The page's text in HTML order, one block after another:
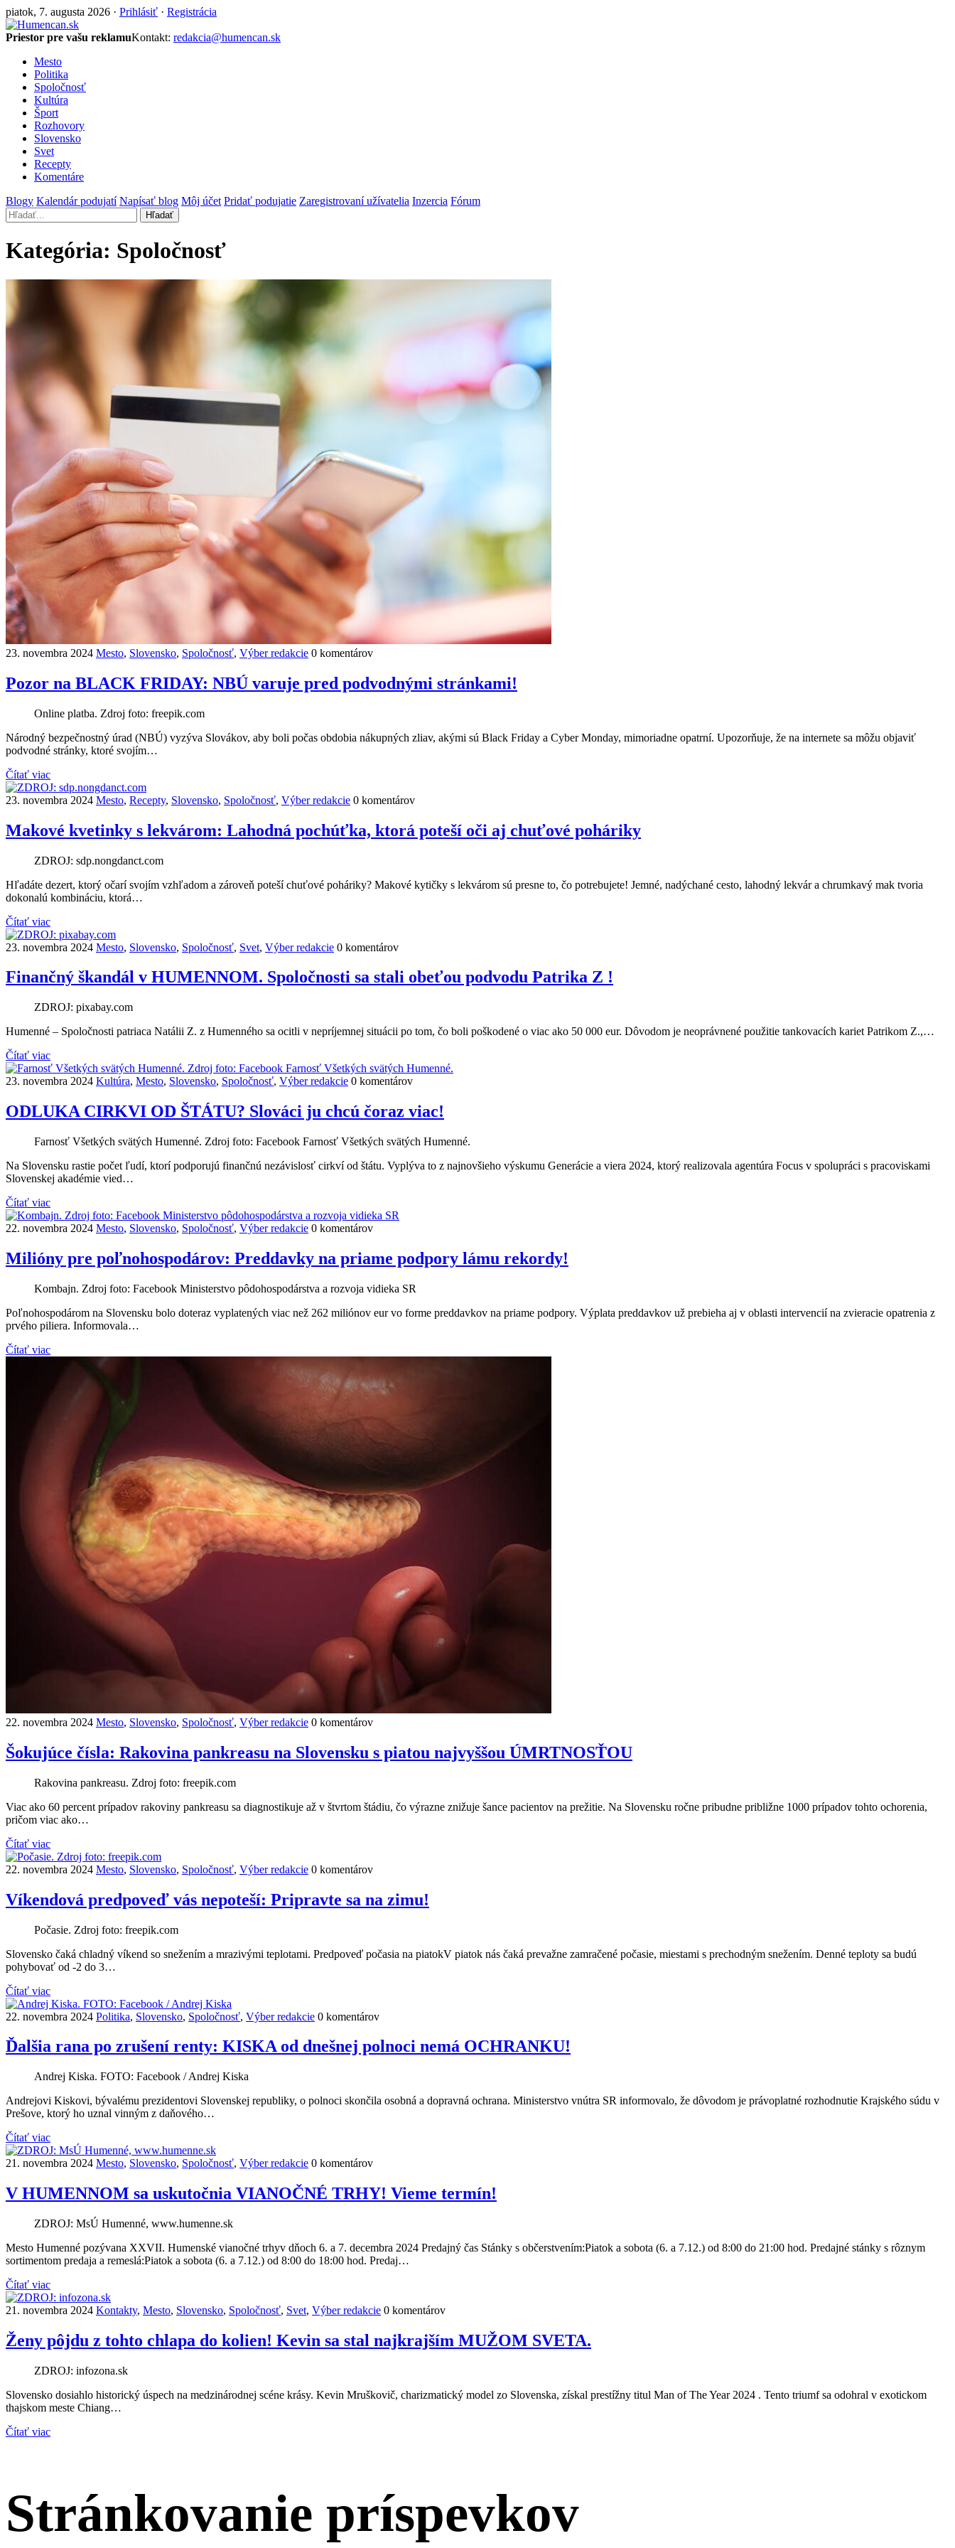
piatok, 7. augusta 2026 · Prihlásiť · Registrácia
Priestor pre vašu reklamuKontakt: redakcia@humencan.sk
Mesto
Politika
Spoločnosť
Kultúra
Šport
Rozhovory
Slovensko
Svet
Recepty
Komentáre
Blogy Kalendár podujatí Napísať blog Môj účet Pridať podujatie Zaregistrovaní užívatelia Inzercia Fórum
Hľadať
Kategória: Spoločnosť
23. novembra 2024 Mesto, Slovensko, Spoločnosť, Výber redakcie 0 komentárov
Pozor na BLACK FRIDAY: NBÚ varuje pred podvodnými stránkami!
Online platba. Zdroj foto: freepik.com
Národný bezpečnostný úrad (NBÚ) vyzýva Slovákov, aby boli počas obdobia nákupných zliav, akými sú Black Friday a Cyber Monday, mimoriadne opatrní. Upozorňuje, že na internete sa môžu objaviť
podvodné stránky, ktoré svojím…
Čítať viac
23. novembra 2024 Mesto, Recepty, Slovensko, Spoločnosť, Výber redakcie 0 komentárov
Makové kvetinky s lekvárom: Lahodná pochúťka, ktorá poteší oči aj chuťové poháriky
ZDROJ: sdp.nongdanct.com
Hľadáte dezert, ktorý očarí svojím vzhľadom a zároveň poteší chuťové poháriky? Makové kytičky s lekvárom sú presne to, čo potrebujete! Jemné, nadýchané cesto, lahodný lekvár a chrumkavý mak tvoria
dokonalú kombináciu, ktorá…
Čítať viac
23. novembra 2024 Mesto, Slovensko, Spoločnosť, Svet, Výber redakcie 0 komentárov
Finančný škandál v HUMENNOM. Spoločnosti sa stali obeťou podvodu Patrika Z !
ZDROJ: pixabay.com
Humenné – Spoločnosti patriaca Natálii Z. z Humenného sa ocitli v nepríjemnej situácii po tom, čo boli poškodené o viac ako 50 000 eur. Dôvodom je neoprávnené použitie tankovacích kariet Patrikom Z.,…
Čítať viac
23. novembra 2024 Kultúra, Mesto, Slovensko, Spoločnosť, Výber redakcie 0 komentárov
ODLUKA CIRKVI OD ŠTÁTU? Slováci ju chcú čoraz viac!
Farnosť Všetkých svätých Humenné. Zdroj foto: Facebook Farnosť Všetkých svätých Humenné.
Na Slovensku rastie počet ľudí, ktorí podporujú finančnú nezávislosť cirkví od štátu. Vyplýva to z najnovšieho výskumu Generácie a viera 2024, ktorý realizovala agentúra Focus v spolupráci s pracoviskami
Slovenskej akadémie vied…
Čítať viac
22. novembra 2024 Mesto, Slovensko, Spoločnosť, Výber redakcie 0 komentárov
Milióny pre poľnohospodárov: Preddavky na priame podpory lámu rekordy!
Kombajn. Zdroj foto: Facebook Ministerstvo pôdohospodárstva a rozvoja vidieka SR
Poľnohospodárom na Slovensku bolo doteraz vyplatených viac než 262 miliónov eur vo forme preddavkov na priame podpory. Výplata preddavkov už prebieha aj v oblasti intervencií na zvieracie opatrenia z
prvého piliera. Informovala…
Čítať viac
22. novembra 2024 Mesto, Slovensko, Spoločnosť, Výber redakcie 0 komentárov
Šokujúce čísla: Rakovina pankreasu na Slovensku s piatou najvyššou ÚMRTNOSŤOU
Rakovina pankreasu. Zdroj foto: freepik.com
Viac ako 60 percent prípadov rakoviny pankreasu sa diagnostikuje až v štvrtom štádiu, čo výrazne znižuje šance pacientov na prežitie. Na Slovensku ročne pribudne približne 1000 prípadov tohto ochorenia,
pričom viac ako…
Čítať viac
22. novembra 2024 Mesto, Slovensko, Spoločnosť, Výber redakcie 0 komentárov
Víkendová predpoveď vás nepoteší: Pripravte sa na zimu!
Počasie. Zdroj foto: freepik.com
Slovensko čaká chladný víkend so snežením a mrazivými teplotami. Predpoveď počasia na piatokV piatok nás čaká prevažne zamračené počasie, miestami s prechodným snežením. Denné teploty sa budú
pohybovať od -2 do 3…
Čítať viac
22. novembra 2024 Politika, Slovensko, Spoločnosť, Výber redakcie 0 komentárov
Ďalšia rana po zrušení renty: KISKA od dnešnej polnoci nemá OCHRANKU!
Andrej Kiska. FOTO: Facebook / Andrej Kiska
Andrejovi Kiskovi, bývalému prezidentovi Slovenskej republiky, o polnoci skončila osobná a dopravná ochrana. Ministerstvo vnútra SR informovalo, že dôvodom je právoplatné rozhodnutie Krajského súdu v
Prešove, ktorý ho uznal vinným z daňového…
Čítať viac
21. novembra 2024 Mesto, Slovensko, Spoločnosť, Výber redakcie 0 komentárov
V HUMENNOM sa uskutočnia VIANOČNÉ TRHY! Vieme termín!
ZDROJ: MsÚ Humenné, www.humenne.sk
Mesto Humenné pozývana XXVII. Humenské vianočné trhyv dňoch 6. a 7. decembra 2024 Predajný čas Stánky s občerstvením:Piatok a sobota (6. a 7.12.) od 8:00 do 21:00 hod. Predajné stánky s rôznym
sortimentom predaja a remeslá:Piatok a sobota (6. a 7.12.) od 8:00 do 18:00 hod. Predaj…
Čítať viac
21. novembra 2024 Kontakty, Mesto, Slovensko, Spoločnosť, Svet, Výber redakcie 0 komentárov
Ženy pôjdu z tohto chlapa do kolien! Kevin sa stal najkrajším MUŽOM SVETA.
ZDROJ: infozona.sk
Slovensko dosiahlo historický úspech na medzinárodnej scéne krásy. Kevin Mruškovič, charizmatický model zo Slovenska, získal prestížny titul Man of The Year 2024 . Tento triumf sa odohral v exotickom
thajskom meste Chiang…
Čítať viac
Stránkovanie príspevkov